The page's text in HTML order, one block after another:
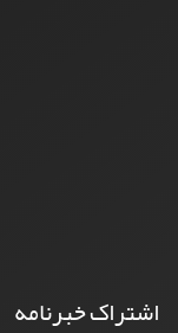
اشتراک خبرنامه